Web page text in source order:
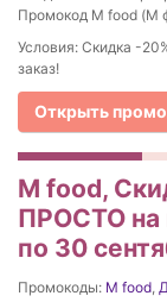
Промокод M food (М
Условия: Скидка -
заказ!
Открыть
M food,
ПРОСТО на
по 30
Промокоды: M food,